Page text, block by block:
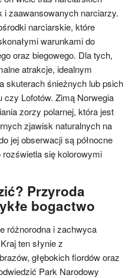
zaawansowanych narciarzy.
narciarskie, które
warunkami do
oraz biegowego. Dla tych,
atrakcje, idealnym
skuterach śnieżnych lub psich
czy Lofotów. Zimą Norwegia
zorzy polarnej, która jest
zjawisk naturalnych na
jej obserwacji są północne
rozświetla się kolorowymi
Przyroda
bogactwo
różnorodna i zachwyca
ten słynie z
głębokich fiordów oraz
Park Narodowy